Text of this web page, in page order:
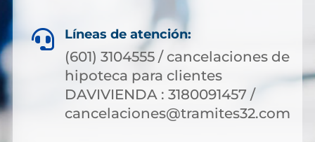
 Líneas de atención:
(601) 3104555 / cancelaciones de
hipoteca para clientes
DAVIVIENDA : 3180091457 /
cancelaciones@tramites32.com